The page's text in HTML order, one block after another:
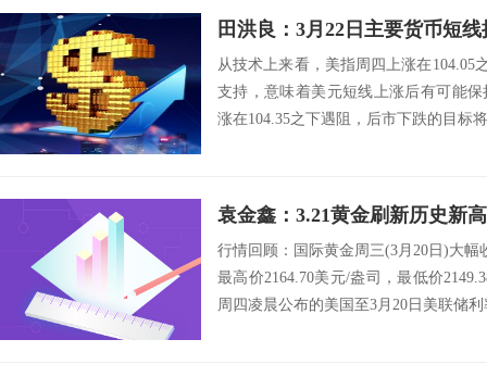
田洪良：3月22日主要货币
从技术上来看，美指周四上涨在104.05
支持，意味着美元短线上涨后有可能
涨在104.35之下遇阻，后市下跌的目标
行情回顾：国际黄金周三(3月20日)大幅
最高价2164.70美元/盎司，最低价
周四凌晨公布的美国至3月20日美联储